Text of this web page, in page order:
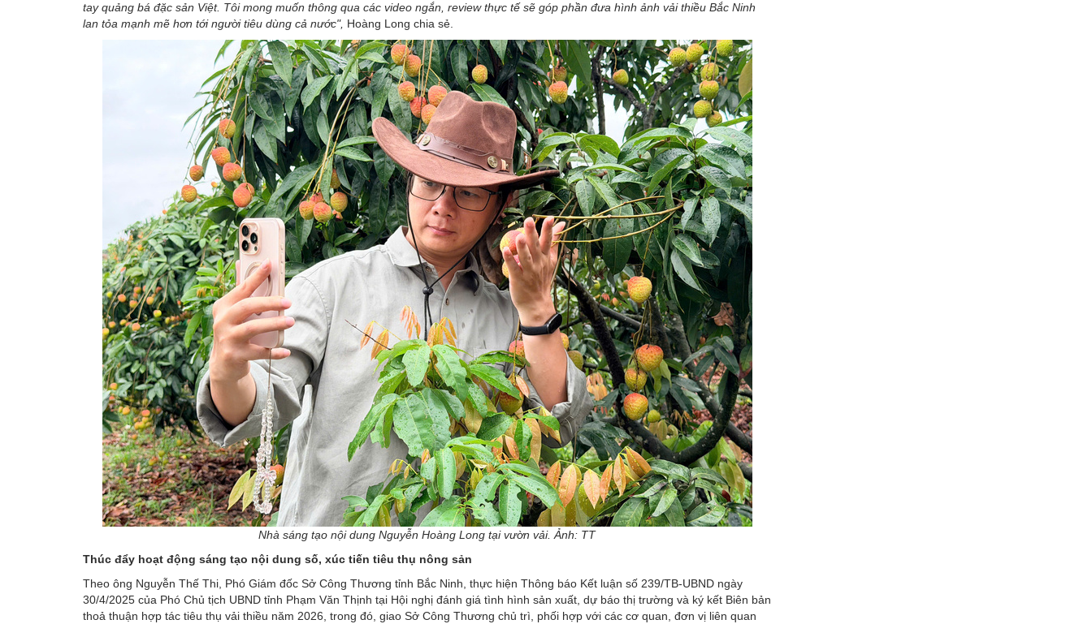
tay quảng bá đặc sản Việt. Tôi mong muốn thông qua các video ngắn, review thực tế sẽ góp phần đưa hình ảnh vải thiều Bắc Ninh
lan tỏa mạnh mẽ hơn tới người tiêu dùng cả nước", Hoàng Long chia sẻ.
Nhà sáng tạo nội dung Nguyễn Hoàng Long tại vườn vải. Ảnh: TT
Thúc đẩy hoạt động sáng tạo nội dung số, xúc tiến tiêu thụ nông sản
Theo ông Nguyễn Thế Thi, Phó Giám đốc Sở Công Thương tỉnh Bắc Ninh, thực hiện Thông báo Kết luận số 239/TB-UBND ngày
30/4/2025 của Phó Chủ tịch UBND tỉnh Phạm Văn Thịnh tại Hội nghị đánh giá tình hình sản xuất, dự báo thị trường và ký kết Biên bản
thoả thuận hợp tác tiêu thụ vải thiều năm 2026, trong đó, giao Sở Công Thương chủ trì, phối hợp với các cơ quan, đơn vị liên quan